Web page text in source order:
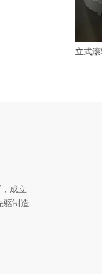
立式滚
成立
驱制造